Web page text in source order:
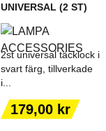
UNIVERSAL (2 ST)
2st universal täcklock i
svart färg, tillverkade
i...
Pris
179,00 kr
LÄGG TILL I